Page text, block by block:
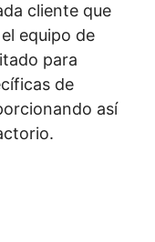
cliente que
equipo de
para
de
así